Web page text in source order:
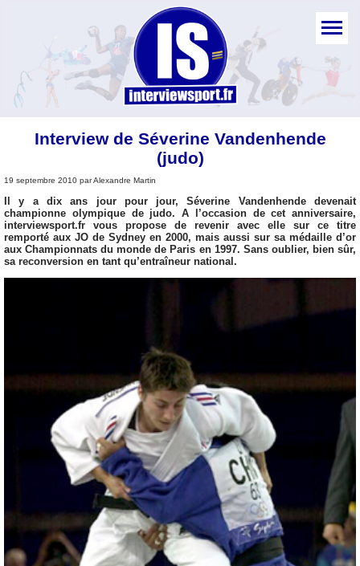
Interview de Séverine Vandenhende
(judo)
19 septembre 2010 par Alexandre Martin
Il y a dix ans jour pour jour, Séverine Vandenhende devenait
championne olympique de judo. A l’occasion de cet anniversaire,
interviewsport.fr vous propose de revenir avec elle sur ce titre
remporté aux JO de Sydney en 2000, mais aussi sur sa médaille d’or
aux Championnats du monde de Paris en 1997. Sans oublier, bien sûr,
sa reconversion en tant qu’entraîneur national.